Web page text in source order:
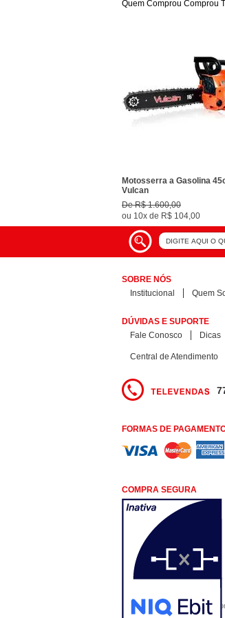
Quem Comprou Comprou
Motosserra a Gasolina
Vulcan
DeR$ 1.600,00
ou 10x de R$ 104,00
SOBRE NÓS
Institucional
Quem
DÚVIDAS E SUPORTE
Fale Conosco
Dicas
Central de Atendimento
FORMAS DE
COMPRA SEGURA
COMERCIAL SÃO PAULO,